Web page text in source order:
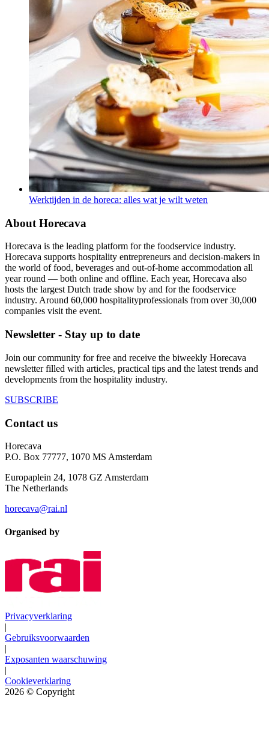
Werktijden in de horeca: alles wat je wilt weten
About Horecava
Horecava is the leading platform for the foodservice industry.
Horecava supports hospitality entrepreneurs and decision-makers in
the world of food, beverages and out-of-home accommodation all
year round — both online and offline. Each year, Horecava also
hosts the largest Dutch trade show by and for the foodservice
industry. Around 60,000 hospitalityprofessionals from over 30,000
companies visit the event.
Newsletter - Stay up to date
Join our community for free and receive the biweekly Horecava
newsletter filled with articles, practical tips and the latest trends and
developments from the hospitality industry.
SUBSCRIBE
Contact us
Horecava
P.O. Box 77777, 1070 MS Amsterdam
Europaplein 24, 1078 GZ Amsterdam
The Netherlands
horecava@rai.nl
Organised by
Privacyverklaring
|
Gebruiksvoorwaarden
|
Exposanten waarschuwing
|
Cookieverklaring
2026 © Copyright